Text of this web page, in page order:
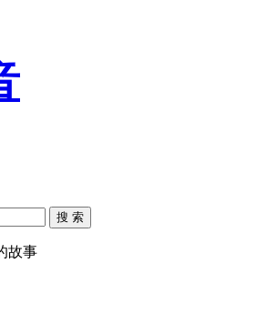
搜 索
故事